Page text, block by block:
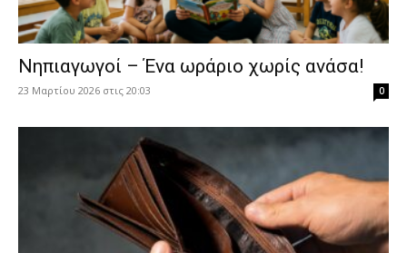
Νηπιαγωγοί – Ένα ωράριο χωρίς ανάσα!
23 Μαρτίου 2026 στις 20:03 0